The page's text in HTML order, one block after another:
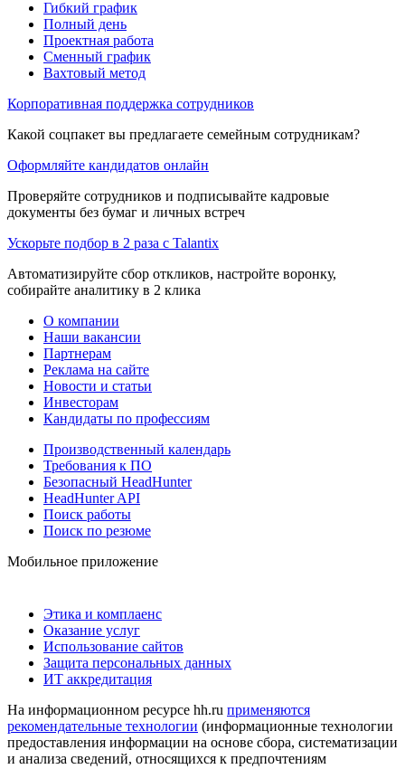
Гибкий график
Полный день
Проектная работа
Сменный график
Вахтовый метод
Корпоративная поддержка сотрудников
Какой соцпакет вы предлагаете семейным сотрудникам?
Оформляйте кандидатов онлайн
Проверяйте сотрудников и подписывайте кадровые
документы без бумаг и личных встреч
Ускорьте подбор в 2 раза с Talantix
Автоматизируйте сбор откликов, настройте воронку,
собирайте аналитику в 2 клика
О компании
Наши вакансии
Партнерам
Реклама на сайте
Новости и статьи
Инвесторам
Кандидаты по профессиям
Производственный календарь
Требования к ПО
Безопасный HeadHunter
HeadHunter API
Поиск работы
Поиск по резюме
Мобильное приложение
Этика и комплаенс
Оказание услуг
Использование сайтов
Защита персональных данных
ИТ аккредитация
На информационном ресурсе hh.ru применяются
рекомендательные технологии (информационные технологии
предоставления информации на основе сбора, систематизации
и анализа сведений, относящихся к предпочтениям